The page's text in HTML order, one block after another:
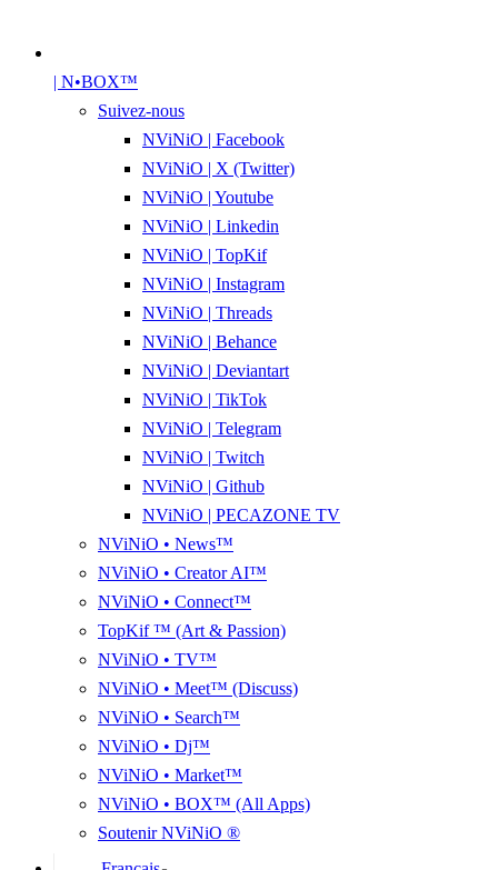
| N•BOX™
Suivez-nous
NViNiO | Facebook
NViNiO | X (Twitter)
NViNiO | Youtube
NViNiO | Linkedin
NViNiO | TopKif
NViNiO | Instagram
NViNiO | Threads
NViNiO | Behance
NViNiO | Deviantart
NViNiO | TikTok
NViNiO | Telegram
NViNiO | Twitch
NViNiO | Github
NViNiO | PECAZONE TV
NViNiO • News™
NViNiO • Creator AI™
NViNiO • Connect™
TopKif ™ (Art & Passion)
NViNiO • TV™
NViNiO • Meet™ (Discuss)
NViNiO • Search™
NViNiO • Dj™
NViNiO • Market™
NViNiO • BOX™ (All Apps)
Soutenir NViNiO ®